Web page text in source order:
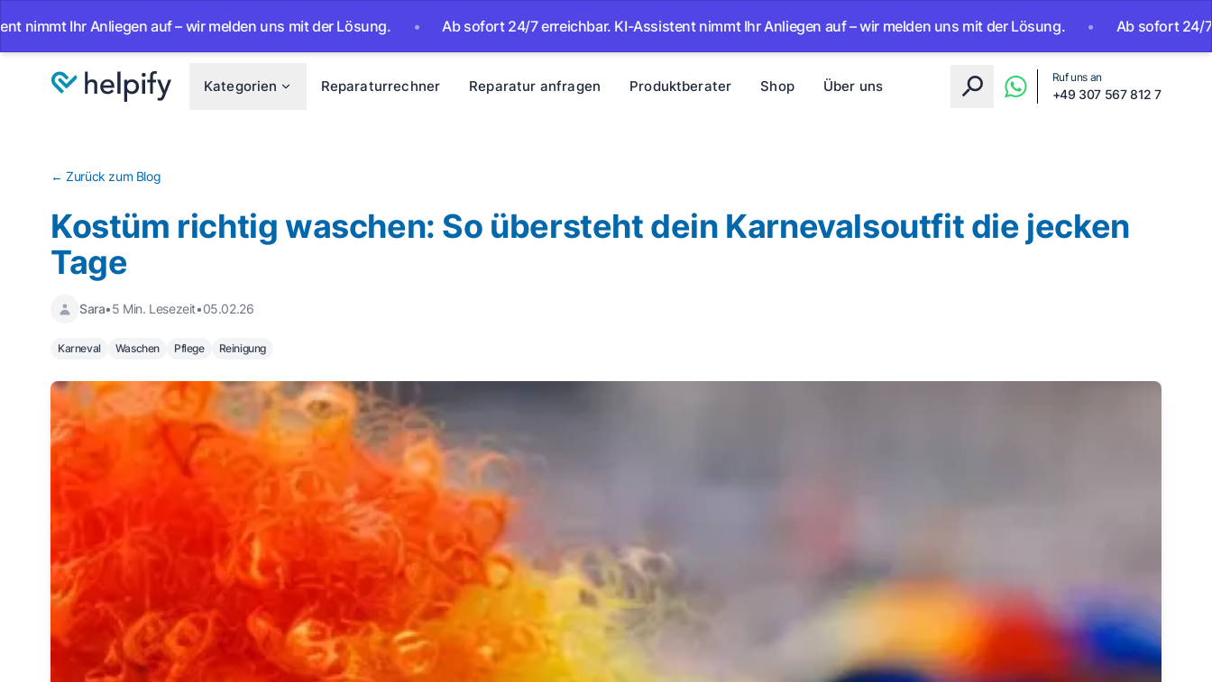
auf – wir melden uns mit der Lösung. • Ab sofort 24/7 erreichbar. KI-Assistent nimmt Ihr Anliegen auf – wir melden uns mit der Lösung. • Ab sofort 24/7 erreichbar. KI-
Kategorien Reparaturrechner Reparatur anfragen Produktberater Shop Über uns
Ruf uns an
+49 307 567 812 7
← Zurück zum Blog
Kostüm richtig waschen: So übersteht dein Karnevalsoutfit die jecken
Tage
Sara•5 Min. Lesezeit•05.02.26
Karneval Waschen Pflege Reinigung